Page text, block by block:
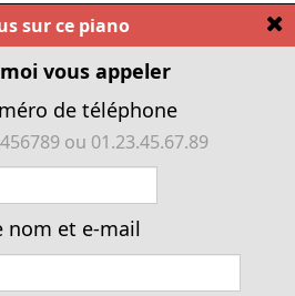
KAWAI KG3C 1.83m noir
brillant »
sur ce piano
vous appeler
de téléphone
ou 01.23.45.67.89
nom et e-mail